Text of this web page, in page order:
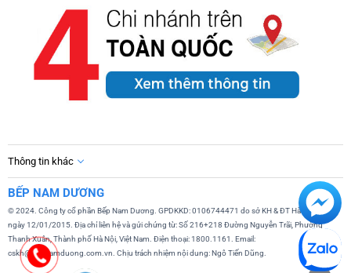
Thông tin khác
BẾP NAM DƯƠNG
© 2024. Công ty cổ phần Bếp Nam Dương. GPDKKD: 0106744471 do sở KH & ĐT Hà Nội cấp
ngày 12/01/2015. Địa chỉ liên hệ và gửi chứng từ: Số 216+218 Đường Nguyễn Trãi, Phường
Thanh Xuân, Thành phố Hà Nội, Việt Nam. Điện thoại: 1800.1161. Email:
cskh@bepnamduong.com.vn. Chịu trách nhiệm nội dung: Ngô Tiến Dũng.